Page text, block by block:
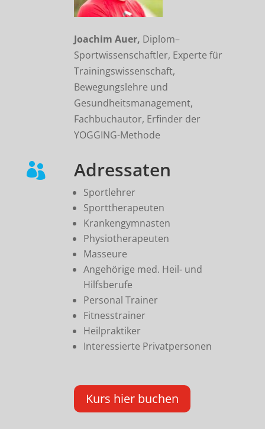
Joachim Auer, Diplom–
Sportwissenschaftler, Experte für
Trainingswissenschaft,
Bewegungslehre und
Gesundheitsmanagement,
Fachbuchautor, Erfinder der
YOGGING-Methode
 Adressaten
Sportlehrer
Sporttherapeuten
Krankengymnasten
Physiotherapeuten
Masseure
Angehörige med. Heil- und
Hilfsberufe
Personal Trainer
Fitnesstrainer
Heilpraktiker
Interessierte Privatpersonen
Kurs hier buchen